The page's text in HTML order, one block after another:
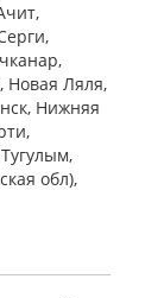
Новая Ляля,
Нижняя
обл),